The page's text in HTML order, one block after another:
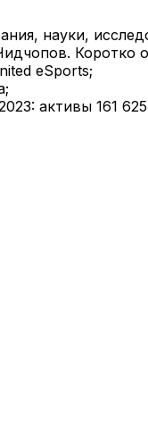
науки,
Коротко
eSports;
активы 161